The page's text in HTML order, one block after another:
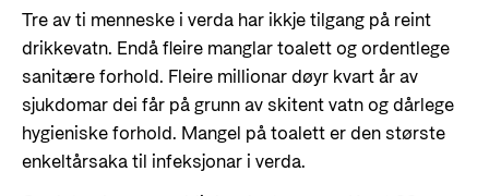
Styresett og økonomisk utvikling
For næringslivet
Statsgarantiordningen for investeringer i
fornybar energi
Norad - Partnerskap med privat sektor
Evalueringer (Norec)
Historie
Kontakt
Tre av ti menneske i verda har ikkje tilgang på reint
drikkevatn. Endå fleire manglar toalett og ordentlege
sanitære forhold. Fleire millionar døyr kvart år av
sjukdomar dei får på grunn av skitent vatn og dårlege
hygieniske forhold. Mangel på toalett er den største
enkeltårsaka til infeksjonar i verda.